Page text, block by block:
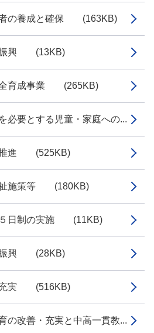
の養成と確保 (163KB)
振興 (13KB)
育成事業 (265KB)
要とする児童・家庭への...
推進 (525KB)
施策等 (180KB)
日制の実施 (11KB)
振興 (28KB)
充実 (516KB)
改善・充実と中高一貫教...